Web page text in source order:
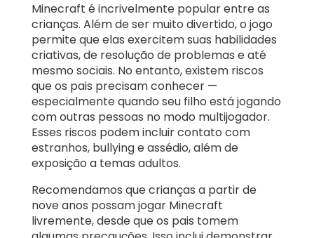
Minecraft é incrivelmente popular entre as
crianças. Além de ser muito divertido, o jogo
permite que elas exercitem suas habilidades
criativas, de resolução de problemas e até
mesmo sociais. No entanto, existem riscos
que os pais precisam conhecer —
especialmente quando seu filho está jogando
com outras pessoas no modo multijogador.
Esses riscos podem incluir contato com
estranhos, bullying e assédio, além de
exposição a temas adultos.
Recomendamos que crianças a partir de
nove anos possam jogar Minecraft
livremente, desde que os pais tomem